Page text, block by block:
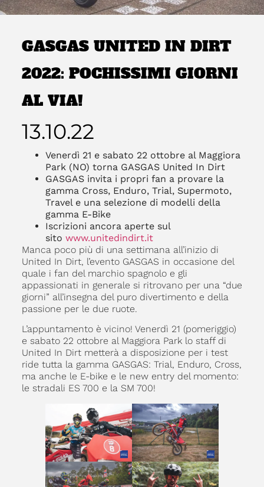
GASGAS UNITED IN DIRT
2022: POCHISSIMI GIORNI
AL VIA!
13.10.22
Venerdì 21 e sabato 22 ottobre al Maggiora
Park (NO) torna GASGAS United In Dirt
GASGAS invita i propri fan a provare la
gamma Cross, Enduro, Trial, Supermoto,
Travel e una selezione di modelli della
gamma E-Bike
Iscrizioni ancora aperte sul
sito www.unitedindirt.it
Manca poco più di una settimana all’inizio di
United In Dirt, l’evento GASGAS in occasione del
quale i fan del marchio spagnolo e gli
appassionati in generale si ritrovano per una “due
giorni” all’insegna del puro divertimento e della
passione per le due ruote.
L’appuntamento è vicino! Venerdì 21 (pomeriggio)
e sabato 22 ottobre al Maggiora Park lo staff di
United In Dirt metterà a disposizione per i test
ride tutta la gamma GASGAS: Trial, Enduro, Cross,
ma anche le E-bike e le new entry del momento:
le stradali ES 700 e la SM 700!